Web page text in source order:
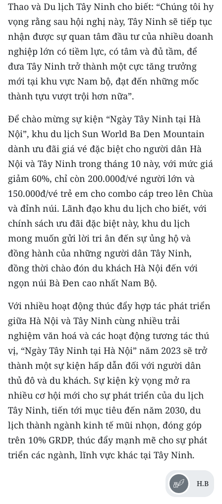
Thao và Du lịch Tây Ninh cho biết: “Chúng tôi hy
vọng rằng sau hội nghị này, Tây Ninh sẽ tiếp tục
nhận được sự quan tâm đầu tư của nhiều doanh
nghiệp lớn có tiềm lực, có tâm và đủ tầm, để
đưa Tây Ninh trở thành một cực tăng trưởng
mới tại khu vực Nam bộ, đạt đến những mốc
thành tựu vượt trội hơn nữa”.
Để chào mừng sự kiện “Ngày Tây Ninh tại Hà
Nội”, khu du lịch Sun World Ba Den Mountain
dành ưu đãi giá vé đặc biệt cho người dân Hà
Nội và Tây Ninh trong tháng 10 này, với mức giá
giảm 60%, chỉ còn 200.000đ/vé người lớn và
150.000đ/vé trẻ em cho combo cáp treo lên Chùa
và đỉnh núi. Lãnh đạo khu du lịch cho biết, với
chính sách ưu đãi đặc biệt này, khu du lịch
mong muốn gửi lời tri ân đến sự ủng hộ và
đồng hành của những người dân Tây Ninh,
đồng thời chào đón du khách Hà Nội đến với
ngọn núi Bà Đen cao nhất Nam Bộ.
Với nhiều hoạt động thúc đẩy hợp tác phát triển
giữa Hà Nội và Tây Ninh cùng nhiều trải
nghiệm văn hoá và các hoạt động tương tác thú
vị, “Ngày Tây Ninh tại Hà Nội” năm 2023 sẽ trở
thành một sự kiện hấp dẫn đối với người dân
thủ đô và du khách. Sự kiện kỳ vọng mở ra
nhiều cơ hội mới cho sự phát triển của du lịch
Tây Ninh, tiến tới mục tiêu đến năm 2030, du
lịch thành ngành kinh tế mũi nhọn, đóng góp
trên 10% GRDP, thúc đẩy mạnh mẽ cho sự phát
triển các ngành, lĩnh vực khác tại Tây Ninh.
H.B